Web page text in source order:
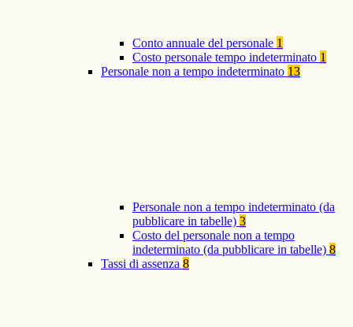
Conto annuale del personale 1
Costo personale tempo indeterminato 1
Personale non a tempo indeterminato 13
Personale non a tempo indeterminato (da
pubblicare in tabelle) 3
Costo del personale non a tempo
indeterminato (da pubblicare in tabelle) 8
Tassi di assenza 8